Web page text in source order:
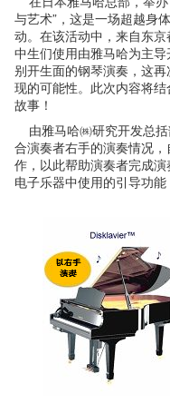
与艺术”，这是一场超越身
动。在该活动中，来自东
中生们使用由雅马哈为主
别开生面的钢琴演奏，这
现的可能性。此次内容将
故事！
由雅马哈㈱研究开发总
合演奏者右手的演奏情况
作，以此帮助演奏者完成
电子乐器中使用的引导功能